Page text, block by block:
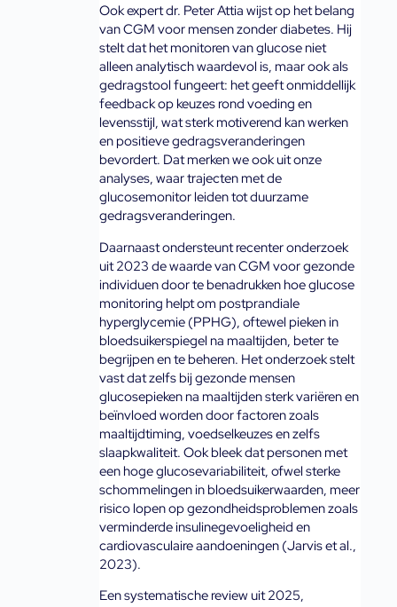
Ook expert dr. Peter Attia wijst op het belang
van CGM voor mensen zonder diabetes. Hij
stelt dat het monitoren van glucose niet
alleen analytisch waardevol is, maar ook als
gedragstool fungeert: het geeft onmiddellijk
feedback op keuzes rond voeding en
levensstijl, wat sterk motiverend kan werken
en positieve gedragsveranderingen
bevordert. Dat merken we ook uit onze
analyses, waar trajecten met de
glucosemonitor leiden tot duurzame
gedragsveranderingen.
Daarnaast ondersteunt recenter onderzoek
uit 2023 de waarde van CGM voor gezonde
individuen door te benadrukken hoe glucose
monitoring helpt om postprandiale
hyperglycemie (PPHG), oftewel pieken in
bloedsuikerspiegel na maaltijden, beter te
begrijpen en te beheren. Het onderzoek stelt
vast dat zelfs bij gezonde mensen
glucosepieken na maaltijden sterk variëren en
beïnvloed worden door factoren zoals
maaltijdtiming, voedselkeuzes en zelfs
slaapkwaliteit. Ook bleek dat personen met
een hoge glucosevariabiliteit, ofwel sterke
schommelingen in bloedsuikerwaarden, meer
risico lopen op gezondheidsproblemen zoals
verminderde insulinegevoeligheid en
cardiovasculaire aandoeningen (Jarvis et al.,
2023).
Een systematische review uit 2025,